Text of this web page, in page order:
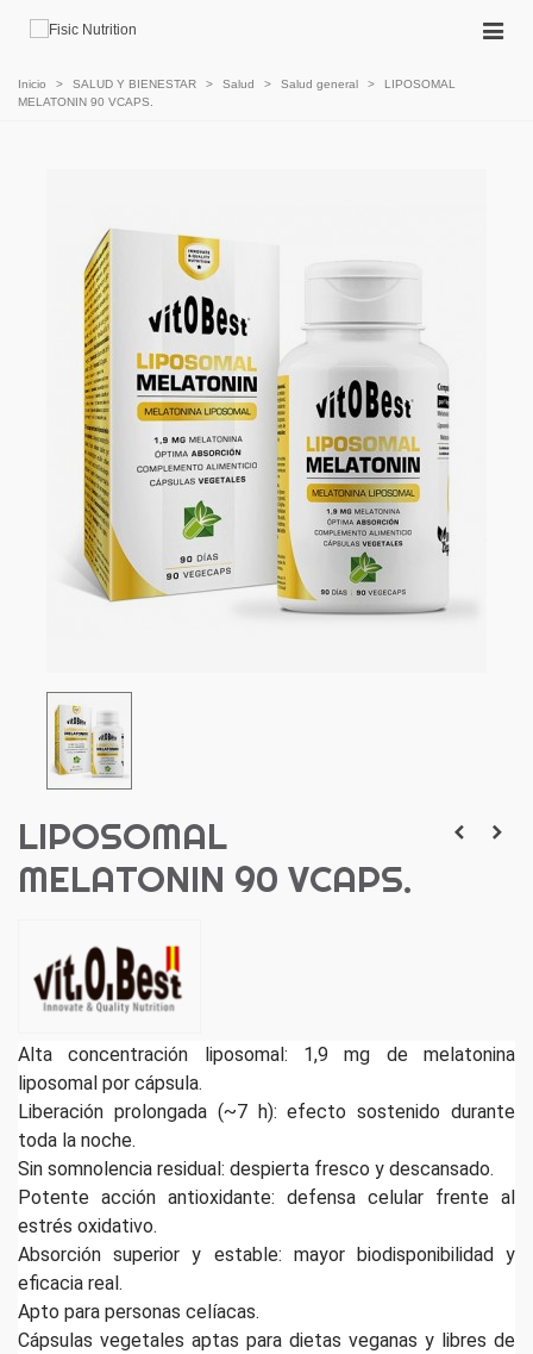
Inicio > SALUD Y BIENESTAR > Salud > Salud general >
LIPOSOMAL
MELATONIN 90 VCAPS.
LIPOSOMAL
MELATONIN 90 VCAPS.
Alta concentración liposomal: 1,9 mg de melatonina
liposomal por cápsula.
Liberación prolongada (~7 h): efecto sostenido durante
toda la noche.
Sin somnolencia residual: despierta fresco y descansado.
Potente acción antioxidante: defensa celular frente al
estrés oxidativo.
Absorción superior y estable: mayor biodisponibilidad y
eficacia real.
Apto para personas celíacas.
Cápsulas vegetales aptas para dietas veganas y libres de